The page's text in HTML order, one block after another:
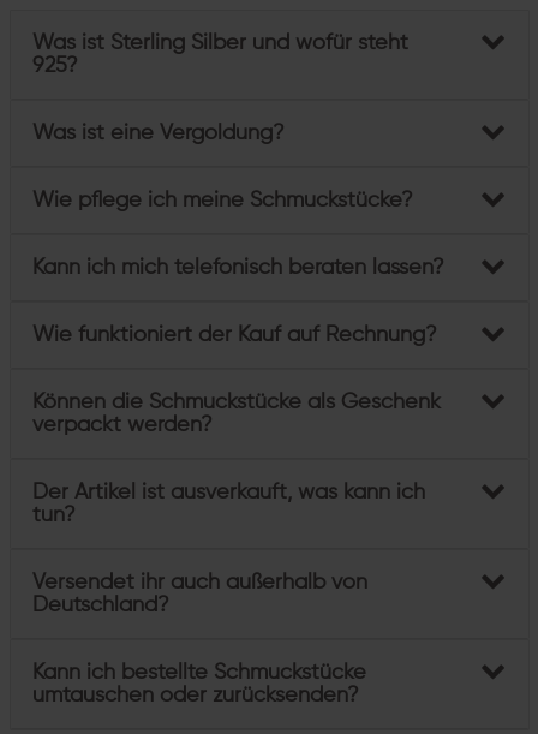
Was ist Sterling Silber und wofür steht
925?
Was ist eine Vergoldung?
Wie pflege ich meine Schmuckstücke?
Kann ich mich telefonisch beraten lassen?
Wie funktioniert der Kauf auf Rechnung?
Können die Schmuckstücke als Geschenk
verpackt werden?
Der Artikel ist ausverkauft, was kann ich
tun?
Versendet ihr auch außerhalb von
Deutschland?
Kann ich bestellte Schmuckstücke
umtauschen oder zurücksenden?